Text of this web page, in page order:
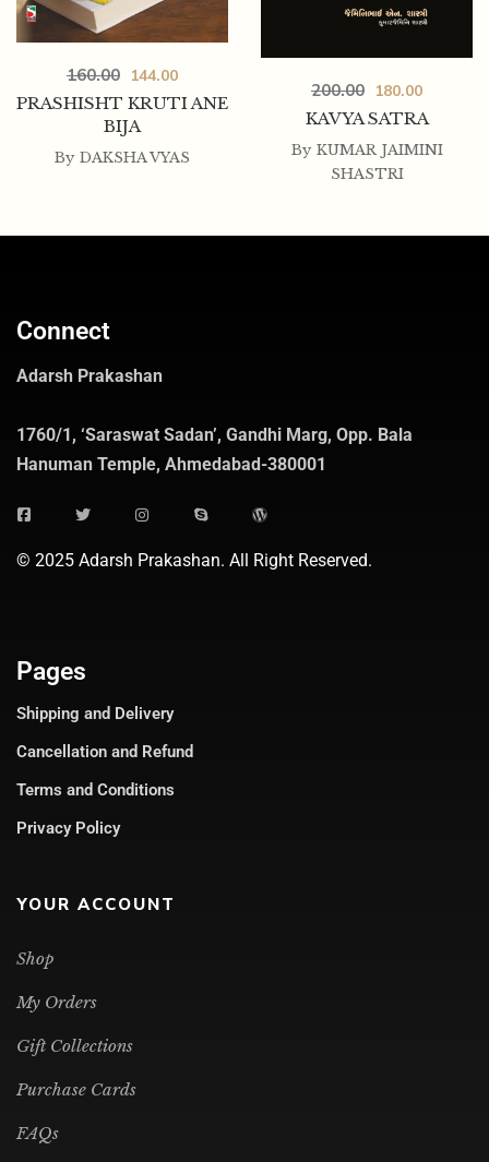
PRASHISHT KRUTI ANE
BIJA
160.00 144.00
By DAKSHA VYAS
KAVYA SATRA
200.00 180.00
By KUMAR JAIMINI
SHASTRI
Connect
Adarsh Prakashan
1760/1, ‘Saraswat Sadan’, Gandhi Marg, Opp. Bala
Hanuman Temple, Ahmedabad-380001
© 2025 Adarsh Prakashan. All Right Reserved.
Pages
Shipping and Delivery
Cancellation and Refund
Terms and Conditions
Privacy Policy
YOUR ACCOUNT
Shop
My Orders
Gift Collections
Purchase Cards
FAQs